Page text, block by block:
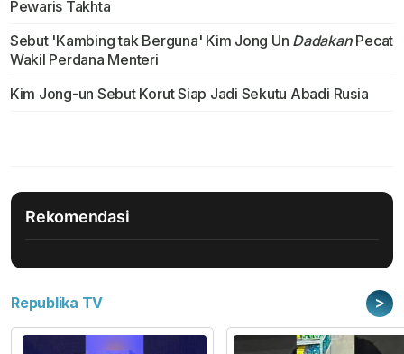
Pewaris Takhta
Sebut 'Kambing tak Berguna' Kim Jong Un DadakanPecat
Wakil Perdana Menteri
Kim Jong-un Sebut Korut Siap Jadi Sekutu Abadi Rusia
Rekomendasi
Republika TV >